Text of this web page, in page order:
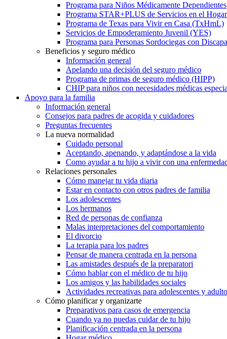
Programa para Niños Médicamente Dependientes
Programa STAR+PLUS de Servicios en el
Programa de Texas para Vivir en Casa (TxHmL)
Servicios de Empoderamiento Juvenil (YES)
Programa para Personas Sordociegas con
Beneficios y seguro médico
Información general
Apelando una decisión del seguro médico
Programa de primas de seguro médico (HIPP)
CHIP para niños con necesidades médicas
Apoyo para la familia
Información general
Consejos para padres de acogida y cuidadores
Preguntas frecuentes
La nueva normalidad
Cuidado personal
Aceptando, apenando, y adaptándose a la vida
Como ayudar a tu hijo a vivir con una
Relaciones personales
Cómo manejar tu vida diaria
Estar en contacto con otros padres de familia
Los adolescentes
Los hermanos
Red de personas de confianza
Malas interpretaciones del comportamiento
El divorcio
La terapia para los padres
Pensar de manera centrada en la persona
Las amistades después de la preparatori
Cómo hablar con el médico de tu hijo
Los amigos y las habilidades sociales
Actividades recreativas para adolescentes y
Cómo planificar y organizarte
Preparativos para casos de emergencia
Cuando ya no puedas cuidar de tu hijo
Planificación centrada en la persona